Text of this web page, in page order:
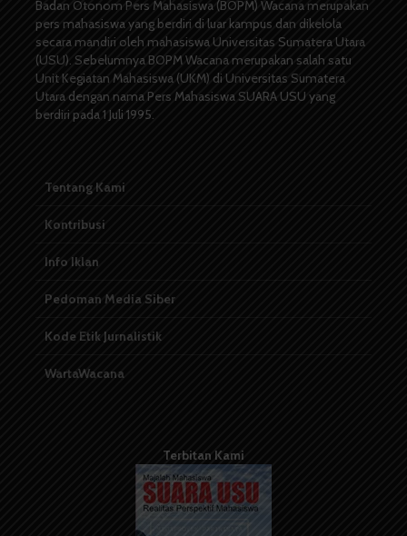
Badan Otonom Pers Mahasiswa (BOPM) Wacana merupakan
pers mahasiswa yang berdiri di luar kampus dan dikelola
secara mandiri oleh mahasiswa Universitas Sumatera Utara
(USU). Sebelumnya BOPM Wacana merupakan salah satu
Unit Kegiatan Mahasiswa (UKM) di Universitas Sumatera
Utara dengan nama Pers Mahasiswa SUARA USU yang
berdiri pada 1 Juli 1995.
Tentang Kami
Kontribusi
Info Iklan
Pedoman Media Siber
Kode Etik Jurnalistik
WartaWacana
Terbitan Kami